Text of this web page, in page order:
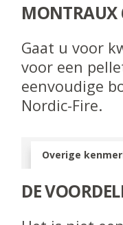
MONTRAUX
Gaat u voor
voor een
eenvoudige
Nordic-Fire.
Overige
DE